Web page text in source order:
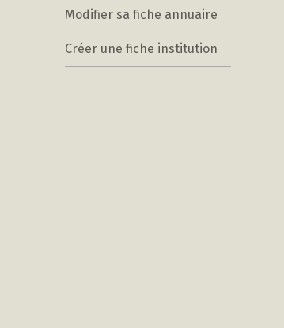
Modifier sa fiche annuaire
Créer une fiche institution